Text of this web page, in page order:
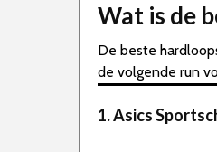
Wat is de
De beste
de volgende run
1. Asics